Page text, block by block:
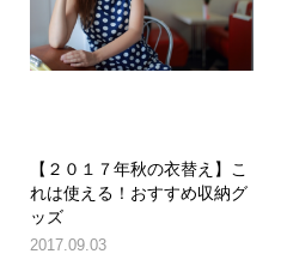
【２０１７年秋の衣替え】こ
れは使える！おすすめ収納グ
ッズ
2017.09.03